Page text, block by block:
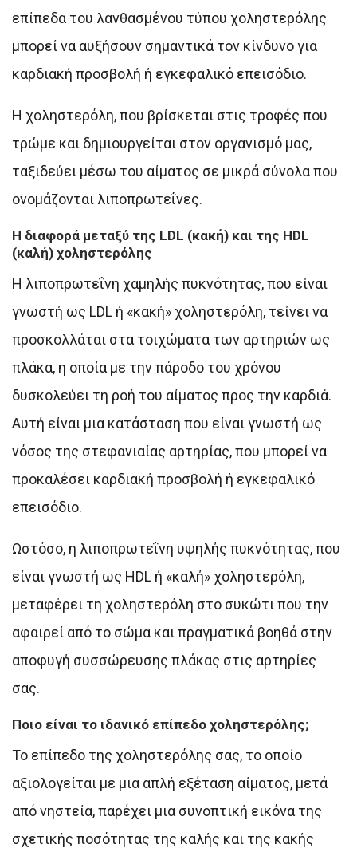
επίπεδα του λανθασμένου τύπου χοληστερόλης
μπορεί να αυξήσουν σημαντικά τον κίνδυνο για
καρδιακή προσβολή ή εγκεφαλικό επεισόδιο.
Η χοληστερόλη, που βρίσκεται στις τροφές που
τρώμε και δημιουργείται στον οργανισμό μας,
ταξιδεύει μέσω του αίματος σε μικρά σύνολα που
ονομάζονται λιποπρωτεΐνες.
Η διαφορά μεταξύ της LDL (κακή) και της HDL
(καλή) χοληστερόλης
Η λιποπρωτεΐνη χαμηλής πυκνότητας, που είναι
γνωστή ως LDL ή «κακή» χοληστερόλη, τείνει να
προσκολλάται στα τοιχώματα των αρτηριών ως
πλάκα, η οποία με την πάροδο του χρόνου
δυσκολεύει τη ροή του αίματος προς την καρδιά.
Αυτή είναι μια κατάσταση που είναι γνωστή ως
νόσος της στεφανιαίας αρτηρίας, που μπορεί να
προκαλέσει καρδιακή προσβολή ή εγκεφαλικό
επεισόδιο.
Ωστόσο, η λιποπρωτεΐνη υψηλής πυκνότητας, που
είναι γνωστή ως HDL ή «καλή» χοληστερόλη,
μεταφέρει τη χοληστερόλη στο συκώτι που την
αφαιρεί από το σώμα και πραγματικά βοηθά στην
αποφυγή συσσώρευσης πλάκας στις αρτηρίες
σας.
Ποιο είναι το ιδανικό επίπεδο χοληστερόλης;
Το επίπεδο της χοληστερόλης σας, το οποίο
αξιολογείται με μια απλή εξέταση αίματος, μετά
από νηστεία, παρέχει μια συνοπτική εικόνα της
σχετικής ποσότητας της καλής και της κακής